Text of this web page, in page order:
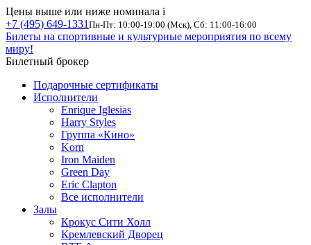
Цены выше или ниже номинала i
+7 (495) 649-1331 Пн-Пт: 10:00-19:00 (Мск), Сб: 11:00-16:00
Билеты на спортивные и культурные мероприятия по всему
миру!
Билетный брокер
Подарочные сертификаты
Исполнители
Enrique Iglesias
Harry Styles
Группа «Кино»
Korn
Iron Maiden
Green Day
Eric Clapton
Все исполнители
Залы
Крокус Сити Холл
Кремлевский Дворец